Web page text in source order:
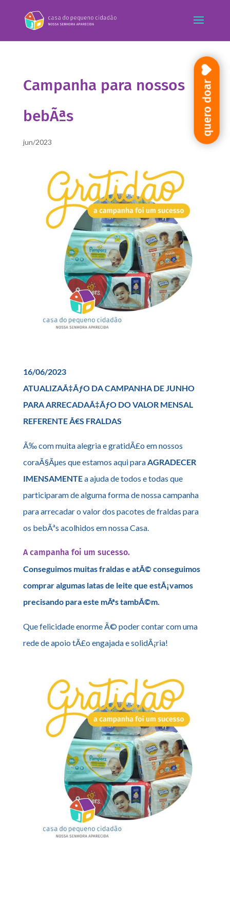
Campanha para nossos
bebÃªs
jun/2023
16/06/2023
ATUALIZAÃ‡ÃƒO DA CAMPANHA DE JUNHO
PARA ARRECADAÃ‡ÃƒO DO VALOR MENSAL
REFERENTE Ã€S FRALDAS
Ã‰ com muita alegria e gratidÃ£o em nossos
coraÃ§Ãµes que estamos aqui paraAGRADECER
IMENSAMENTEa ajuda de todos e todas que
participaram de alguma forma de nossa campanha
para arrecadar o valor dos pacotes de fraldas para
os bebÃªs acolhidos em nossa Casa.
A campanha foi um sucesso.
Conseguimos muitas fraldas e atÃ© conseguimos
comprar algumas latas de leite que estÃ¡vamos
precisando para este mÃªs tambÃ©m.
Que felicidade enorme Ã© poder contar com uma
rede de apoio tÃ£o engajada e solidÃ¡ria!
quero doar